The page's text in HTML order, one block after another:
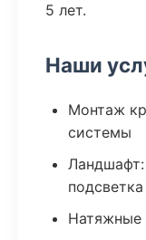
5 лет.
Наши
Монтаж
системы
подсветка
Натяжные